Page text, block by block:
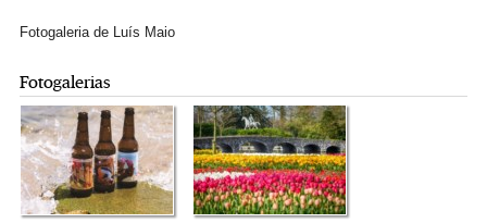
Fotogaleria de Luís Maio
Fotogalerias